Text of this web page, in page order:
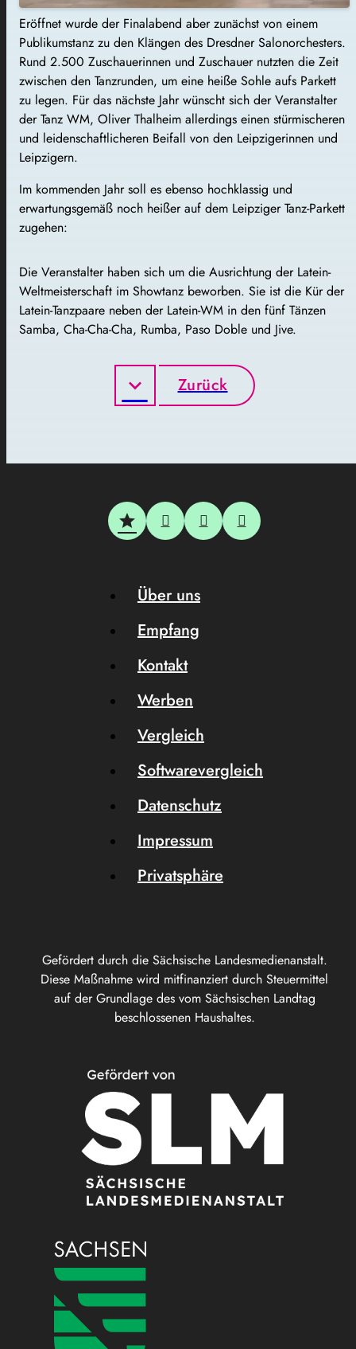
Eröffnet wurde der Finalabend aber zunächst von einem
Publikumstanz zu den Klängen des Dresdner Salonorchesters.
Rund 2.500 Zuschauerinnen und Zuschauer nutzten die Zeit
zwischen den Tanzrunden, um eine heiße Sohle aufs Parkett
zu legen. Für das nächste Jahr wünscht sich der Veranstalter
der Tanz WM, Oliver Thalheim allerdings einen stürmischeren
und leidenschaftlicheren Beifall von den Leipzigerinnen und
Leipzigern.
Im kommenden Jahr soll es ebenso hochklassig und
erwartungsgemäß noch heißer auf dem Leipziger Tanz-Parkett
zugehen:
Die Veranstalter haben sich um die Ausrichtung der Latein-
Weltmeisterschaft im Showtanz beworben. Sie ist die Kür der
Latein-Tanzpaare neben der Latein-WM in den fünf Tänzen
Samba, Cha-Cha-Cha, Rumba, Paso Doble und Jive.
Zurück
Gefördert durch die Sächsische Landesmedienanstalt.
Diese Maßnahme wird mitfinanziert durch Steuermittel
auf der Grundlage des vom Sächsischen Landtag
beschlossenen Haushaltes.
Über uns
Empfang
Kontakt
Werben
Vergleich
Softwarevergleich
Datenschutz
Impressum
Privatsphäre